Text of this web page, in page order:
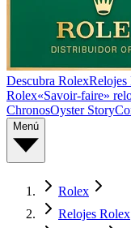
Descubra RolexRelojes
Rolex«Savoir-faire»
ChronosOyster Story
Menú
Rolex
Relojes Rolex